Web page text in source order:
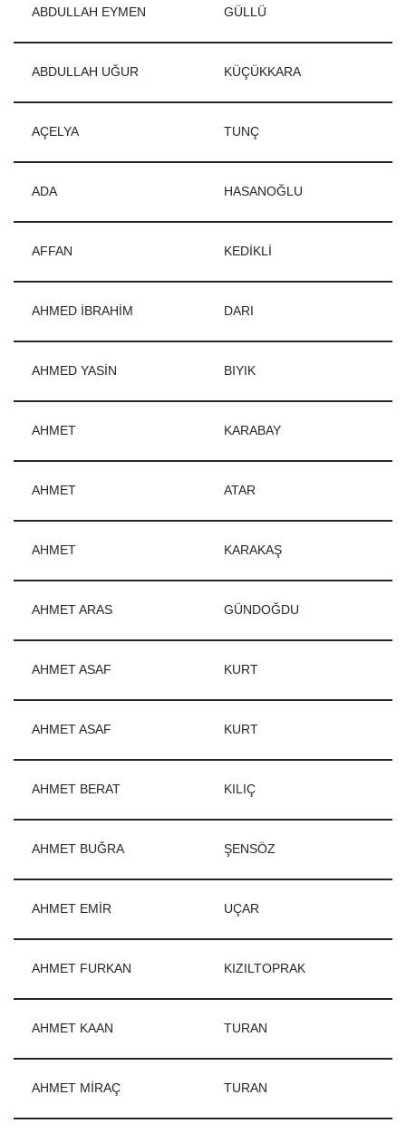
ABDULLAH EYMEN GÜLLÜ
ABDULLAH UĞUR KÜÇÜKKARA
AÇELYA TUNÇ
ADA HASANOĞLU
AFFAN KEDİKLİ
AHMED İBRAHİM DARI
AHMED YASİN BIYIK
AHMET KARABAY
AHMET ATAR
AHMET KARAKAŞ
AHMET ARAS GÜNDOĞDU
AHMET ASAF KURT
AHMET ASAF KURT
AHMET BERAT KILIÇ
AHMET BUĞRA ŞENSÖZ
AHMET EMİR UÇAR
AHMET FURKAN KIZILTOPRAK
AHMET KAAN TURAN
AHMET MİRAÇ TURAN